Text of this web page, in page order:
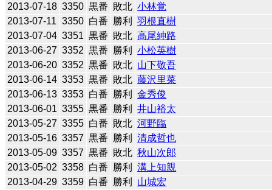
2013-07-18 3350 黒番 敗北 小林覚
2013-07-11 3350 白番 勝利
羽根直樹
2013-07-04 3351 黒番 敗北 高尾紳路
2013-06-27 3352 黒番 勝利
小松英樹
2013-06-20 3352 黒番 敗北 山下敬吾
2013-06-14 3353 黒番 敗北 藤沢里菜
2013-06-13 3353 白番 勝利
金秀俊
2013-06-01 3355 黒番 勝利
井山裕太
2013-05-27 3355 白番 敗北 河野臨
2013-05-16 3357 黒番 勝利
清成哲也
2013-05-09 3357 黒番 敗北 秋山次郎
2013-05-02 3358 白番 勝利
溝上知親
2013-04-29 3359 白番 勝利
山城宏